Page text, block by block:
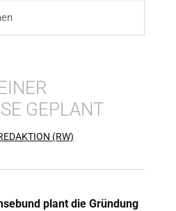
GEPLANT
(RW)
plant die Gründung